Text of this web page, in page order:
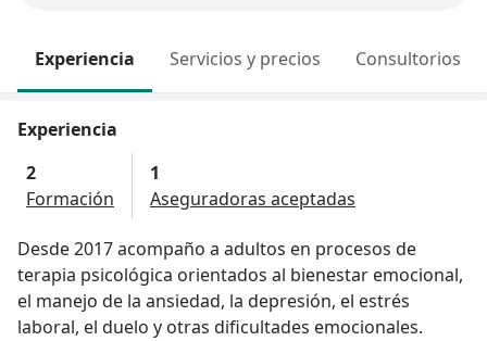
Experiencia Servicios y precios Consultorios
Experiencia
2
Formación
1
Aseguradoras aceptadas
Desde 2017 acompaño a adultos en procesos de
terapia psicológica orientados al bienestar emocional,
el manejo de la ansiedad, la depresión, el estrés
laboral, el duelo y otras dificultades emocionales.